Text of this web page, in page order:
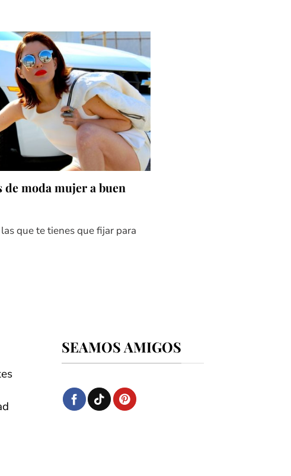
moda mujer a buen
que te tienes que fijar para
SEAMOS AMIGOS